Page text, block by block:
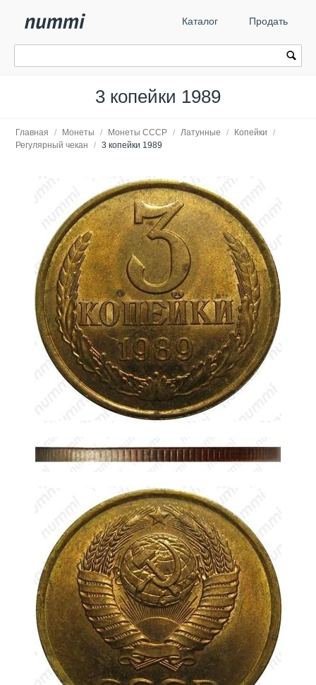
Каталог Продать
3 копейки 1989
Главная / Монеты / Монеты СССР / Латунные / Копейки
/
Регулярный чекан
/ 3 копейки 1989